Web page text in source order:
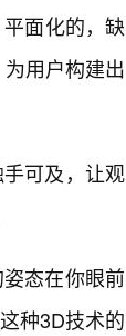
面化的，缺
用户构建出
可及，让观
态在你眼前
种3D技术的